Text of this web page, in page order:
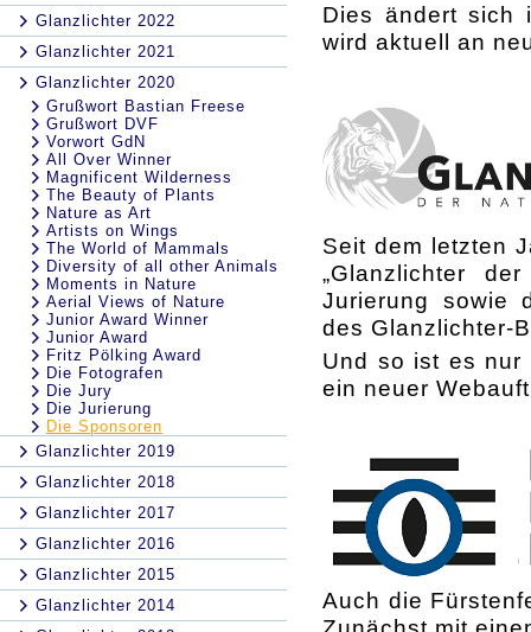
Glanzlichter 2022
Glanzlichter 2021
Glanzlichter 2020
Grußwort Bastian Freese
Grußwort DVF
Vorwort GdN
All Over Winner
Magnificent Wilderness
The Beauty of Plants
Nature as Art
Artists on Wings
The World of Mammals
Diversity of all other Animals
Moments in Nature
Aerial Views of Nature
Junior Award Winner
Junior Award
Fritz Pölking Award
Die Fotografen
Die Jury
Die Jurierung
Die Sponsoren
Glanzlichter 2019
Glanzlichter 2018
Glanzlichter 2017
Glanzlichter 2016
Glanzlichter 2015
Glanzlichter 2014
Dies ändert sich
wird aktuell an
Seit dem letzten
„Glanzlichter
Jurierung sowie
des Glanzlichter-
Und so ist es nur
ein neuer
Auch die